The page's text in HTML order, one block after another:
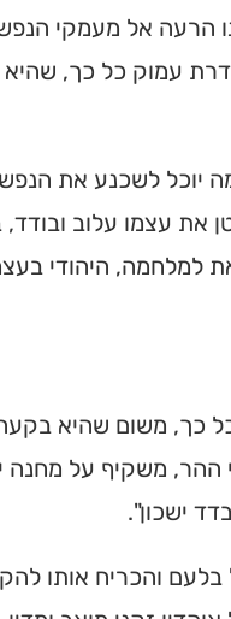
הרעה אל מעמקי
עמוק כל כך, שהיא
יוכל לשכנע את
את עצמו עלוב
למלחמה, היהודי
כך, משום שהיא
ההר, משקיף על
ישכון".
בלעם והכריח אותו